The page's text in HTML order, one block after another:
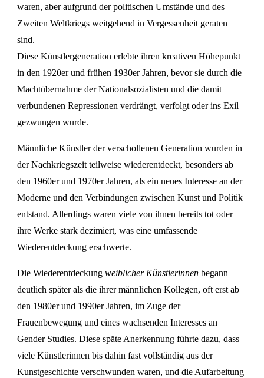
waren, aber aufgrund der politischen Umstände und des
Zweiten Weltkriegs weitgehend in Vergessenheit geraten
sind.
Diese Künstlergeneration erlebte ihren kreativen Höhepunkt
in den 1920er und frühen 1930er Jahren, bevor sie durch die
Machtübernahme der Nationalsozialisten und die damit
verbundenen Repressionen verdrängt, verfolgt oder ins Exil
gezwungen wurde.
Männliche Künstler der verschollenen Generation wurden in
der Nachkriegszeit teilweise wiederentdeckt, besonders ab
den 1960er und 1970er Jahren, als ein neues Interesse an der
Moderne und den Verbindungen zwischen Kunst und Politik
entstand. Allerdings waren viele von ihnen bereits tot oder
ihre Werke stark dezimiert, was eine umfassende
Wiederentdeckung erschwerte.
Die Wiederentdeckung weiblicher Künstlerinnen begann
deutlich später als die ihrer männlichen Kollegen, oft erst ab
den 1980er und 1990er Jahren, im Zuge der
Frauenbewegung und eines wachsenden Interesses an
Gender Studies. Diese späte Anerkennung führte dazu, dass
viele Künstlerinnen bis dahin fast vollständig aus der
Kunstgeschichte verschwunden waren, und die Aufarbeitung